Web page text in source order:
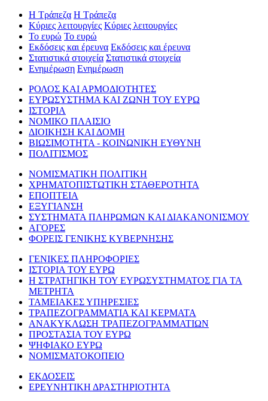
Η Τράπεζα Η Τράπεζα
Κύριες λειτουργίες Κύριες λειτουργίες
Το ευρώ Το ευρώ
Εκδόσεις και έρευνα Εκδόσεις και έρευνα
Στατιστικά στοιχεία Στατιστικά στοιχεία
Ενημέρωση Ενημέρωση
ΡΟΛΟΣ ΚΑΙ ΑΡΜΟΔΙΟΤΗΤΕΣ
ΕΥΡΩΣΥΣΤΗΜΑ ΚΑΙ ΖΩΝΗ ΤΟΥ ΕΥΡΩ
ΙΣΤΟΡΙΑ
ΝΟΜΙΚΟ ΠΛΑΙΣΙΟ
ΔΙΟΙΚΗΣΗ ΚΑΙ ΔΟΜΗ
ΒΙΩΣΙΜΟΤΗΤΑ - ΚΟΙΝΩΝΙΚΗ ΕΥΘΥΝΗ
ΠΟΛΙΤΙΣΜΟΣ
ΝΟΜΙΣΜΑΤΙΚΗ ΠΟΛΙΤΙΚΗ
ΧΡΗΜΑΤΟΠΙΣΤΩΤΙΚΗ ΣΤΑΘΕΡΟΤΗΤΑ
ΕΠΟΠΤΕΙΑ
ΕΞΥΓΙΑΝΣΗ
ΣΥΣΤΗΜΑΤΑ ΠΛΗΡΩΜΩΝ ΚΑΙ ΔΙΑΚΑΝΟΝΙΣΜΟΥ
ΑΓΟΡΕΣ
ΦΟΡΕΙΣ ΓΕΝΙΚΗΣ ΚΥΒΕΡΝΗΣΗΣ
ΓΕΝΙΚΕΣ ΠΛΗΡΟΦΟΡΙΕΣ
ΙΣΤΟΡΙΑ ΤΟΥ ΕΥΡΩ
Η ΣΤΡΑΤΗΓΙΚΗ ΤΟΥ ΕΥΡΩΣΥΣΤΗΜΑΤΟΣ ΓΙΑ ΤΑ
ΜΕΤΡΗΤΑ
ΤΑΜΕΙΑΚΕΣ ΥΠΗΡΕΣΙΕΣ
ΤΡΑΠΕΖΟΓΡΑΜΜΑΤΙΑ ΚΑΙ ΚΕΡΜΑΤΑ
ΑΝΑΚΥΚΛΩΣΗ ΤΡΑΠΕΖΟΓΡΑΜΜΑΤΙΩΝ
ΠΡΟΣΤΑΣΙΑ ΤΟΥ ΕΥΡΩ
ΨΗΦΙΑΚΟ ΕΥΡΩ
ΝΟΜΙΣΜΑΤΟΚΟΠΕΙΟ
ΕΚΔΟΣΕΙΣ
ΕΡΕΥΝΗΤΙΚΗ ΔΡΑΣΤΗΡΙΟΤΗΤΑ